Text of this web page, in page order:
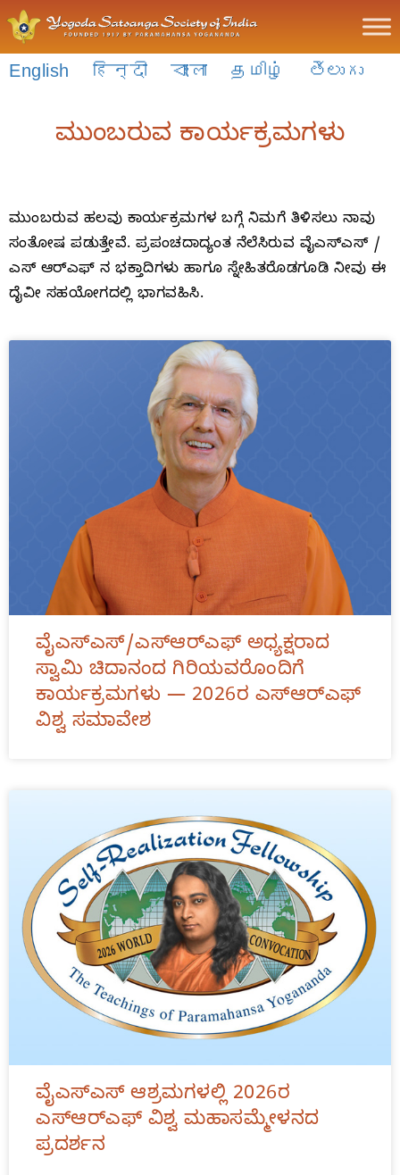
English हिन्दी বাংলা தமிழ் తెలుగు
ಮುಂಬರುವ ಕಾರ್ಯಕ್ರಮಗಳು
ಮುಂಬರುವ ಹಲವು ಕಾರ್ಯಕ್ರಮಗಳ ಬಗ್ಗೆ ನಿಮಗೆ ತಿಳಿಸಲು ನಾವು
ಸಂತೋಷ ಪಡುತ್ತೇವೆ. ಪ್ರಪಂಚದಾದ್ಯಂತ ನೆಲೆಸಿರುವ ವೈಎಸ್ಎಸ್ /
ಎಸ್ ಆರ್‌ಎಫ್ ನ ಭಕ್ತಾದಿಗಳು ಹಾಗೂ ಸ್ನೇಹಿತರೊಡಗೂಡಿ ನೀವು ಈ
ದೈವೀ ಸಹಯೋಗದಲ್ಲಿ ಭಾಗವಹಿಸಿ.
ವೈಎಸ್ಎಸ್/ಎಸ್‌ಆರ್‌ಎಫ್ ಅಧ್ಯಕ್ಷರಾದ
ಸ್ವಾಮಿ ಚಿದಾನಂದ ಗಿರಿಯವರೊಂದಿಗೆ
ಕಾರ್ಯಕ್ರಮಗಳು — 2026ರ ಎಸ್‌ಆರ್‌ಎಫ್
ವಿಶ್ವ ಸಮಾವೇಶ
ವೈಎಸ್ಎಸ್ ಆಶ್ರಮಗಳಲ್ಲಿ 2026ರ
ಎಸ್‌ಆರ್‌ಎಫ್‌ ವಿಶ್ವ ಮಹಾಸಮ್ಮೇಳನದ
ಪ್ರದರ್ಶನ